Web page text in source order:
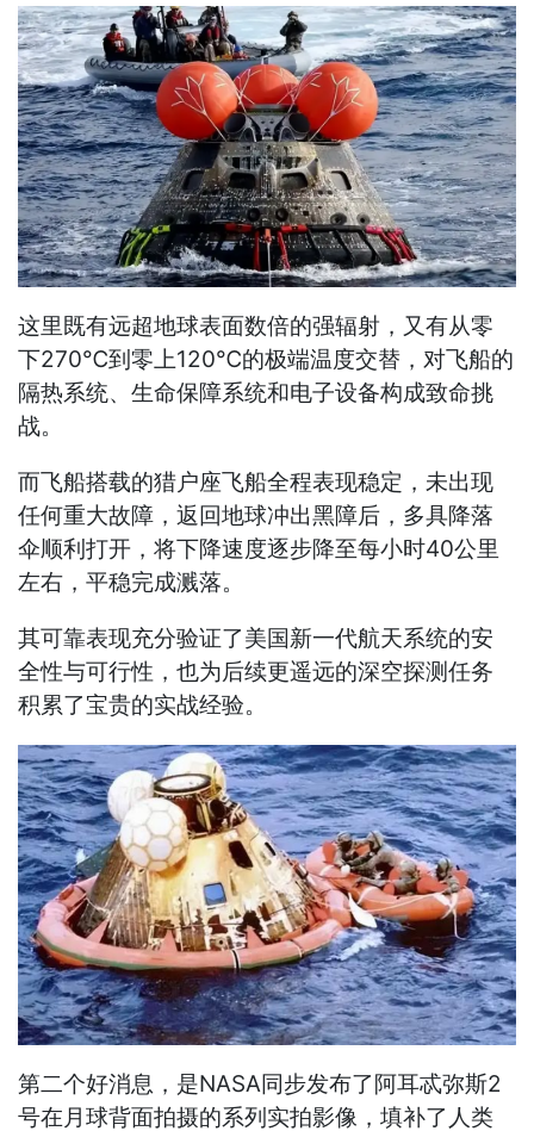
这里既有远超地球表面数倍的强辐射，又有从零
下270℃到零上120℃的极端温度交替，对飞船的
隔热系统、生命保障系统和电子设备构成致命挑
战。
而飞船搭载的猎户座飞船全程表现稳定，未出现
任何重大故障，返回地球冲出黑障后，多具降落
伞顺利打开，将下降速度逐步降至每小时40公里
左右，平稳完成溅落。
其可靠表现充分验证了美国新一代航天系统的安
全性与可行性，也为后续更遥远的深空探测任务
积累了宝贵的实战经验。
第二个好消息，是NASA同步发布了阿耳忒弥斯2
号在月球背面拍摄的系列实拍影像，填补了人类